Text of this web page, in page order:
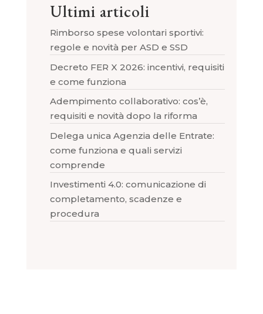
Ultimi articoli
Rimborso spese volontari sportivi:
regole e novità per ASD e SSD
Decreto FER X 2026: incentivi, requisiti
e come funziona
Adempimento collaborativo: cos’è,
requisiti e novità dopo la riforma
Delega unica Agenzia delle Entrate:
come funziona e quali servizi
comprende
Investimenti 4.0: comunicazione di
completamento, scadenze e
procedura